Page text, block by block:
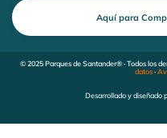
Aquí para
© 2025 Parques de Santander® · Todos los
datos·
Desarrollado y diseñado